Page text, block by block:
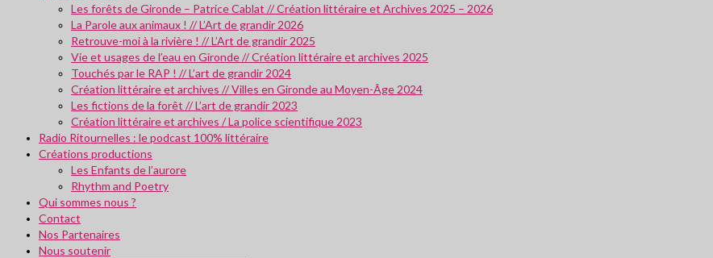
Les forêts de Gironde – Patrice Cablat // Création littéraire et Archives 2025 – 2026
La Parole aux animaux ! // L’Art de grandir 2026
Retrouve-moi à la rivière ! // L’Art de grandir 2025
Vie et usages de l’eau en Gironde // Création littéraire et archives 2025
Touchés par le RAP ! // L’art de grandir 2024
Création littéraire et archives // Villes en Gironde au Moyen-Âge 2024
Les fictions de la forêt // L’art de grandir 2023
Création littéraire et archives / La police scientifique 2023
Radio Ritournelles : le podcast 100% littéraire
Créations productions
Les Enfants de l’aurore
Rhythm and Poetry
Qui sommes nous ?
Contact
Nos Partenaires
Nous soutenir